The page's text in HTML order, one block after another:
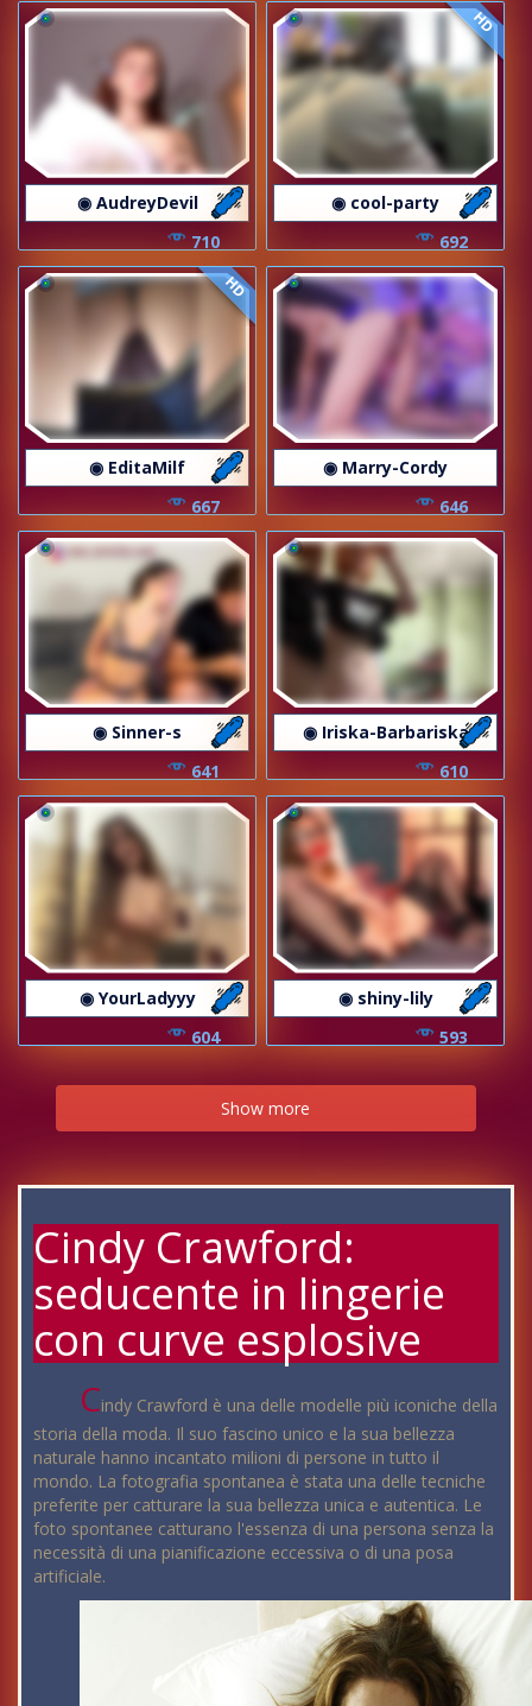
◉ AudreyDevil
710
HD
◉ cool-party
692
HD
◉ EditaMilf
667
◉ Marry-Cordy
646
◉ Sinner-s
641
◉ Iriska-Barbariska
610
◉ YourLadyyy
604
◉ shiny-lily
593
Show more
Cindy Crawford:
seducente in lingerie
con curve esplosive
Cindy Crawford è una delle modelle più iconiche della
storia della moda. Il suo fascino unico e la sua bellezza
naturale hanno incantato milioni di persone in tutto il
mondo. La fotografia spontanea è stata una delle tecniche
preferite per catturare la sua bellezza unica e autentica. Le
foto spontanee catturano l'essenza di una persona senza la
necessità di una pianificazione eccessiva o di una posa
artificiale.